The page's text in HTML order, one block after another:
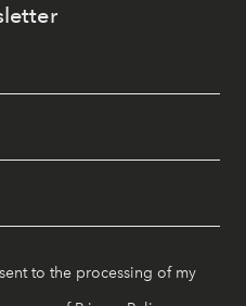
bir deneyim sunuyor.
to the processing of my